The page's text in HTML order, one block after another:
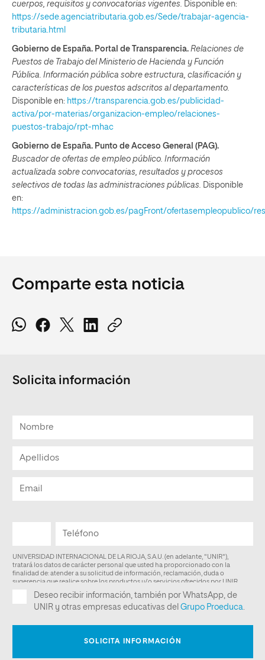
cuerpos, requisitos y convocatorias vigentes. Disponible en:
https://sede.agenciatributaria.gob.es/Sede/trabajar-agencia-
tributaria.html
Gobierno de España. Portal de Transparencia. Relaciones de
Puestos de Trabajo del Ministerio de Hacienda y Función
Pública. Información pública sobre estructura, clasificación y
características de los puestos adscritos al departamento.
Disponible en: https://transparencia.gob.es/publicidad-
activa/por-materias/organizacion-empleo/relaciones-
puestos-trabajo/rpt-mhac
Gobierno de España. Punto de Acceso General (PAG).
Buscador de ofertas de empleo público. Información
actualizada sobre convocatorias, resultados y procesos
selectivos de todas las administraciones públicas. Disponible
en:
https://administracion.gob.es/pagFront/ofertasempleopublico/
Comparte esta noticia
Solicita información